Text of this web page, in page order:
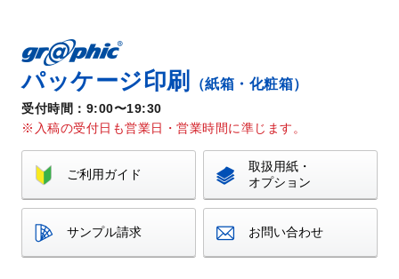
パッケージ印刷 （紙箱・化粧箱）
受付時間：9:00〜19:30
入稿の受付日も営業日・営業時間に準じます。
ご利用ガイド
取扱用紙・
オプション
サンプル請求 お問い合わせ